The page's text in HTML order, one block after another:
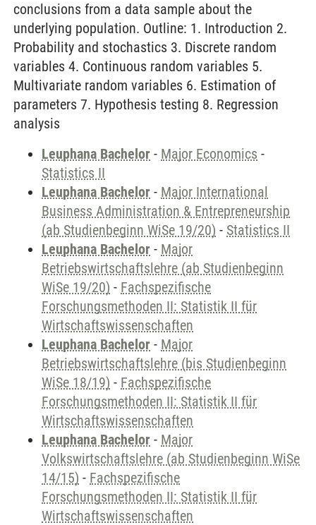
conclusions from a data sample about the
underlying population. Outline: 1. Introduction 2.
Probability and stochastics 3. Discrete random
variables 4. Continuous random variables 5.
Multivariate random variables 6. Estimation of
parameters 7. Hypothesis testing 8. Regression
analysis
Leuphana Bachelor - Major Economics -
Statistics II
Leuphana Bachelor - Major International
Business Administration & Entrepreneurship
(ab Studienbeginn WiSe 19/20) - Statistics II
Leuphana Bachelor - Major
Betriebswirtschaftslehre (ab Studienbeginn
WiSe 19/20) - Fachspezifische
Forschungsmethoden II: Statistik II für
Wirtschaftswissenschaften
Leuphana Bachelor - Major
Betriebswirtschaftslehre (bis Studienbeginn
WiSe 18/19) - Fachspezifische
Forschungsmethoden II: Statistik II für
Wirtschaftswissenschaften
Leuphana Bachelor - Major
Volkswirtschaftslehre (ab Studienbeginn WiSe
14/15) - Fachspezifische
Forschungsmethoden II: Statistik II für
Wirtschaftswissenschaften